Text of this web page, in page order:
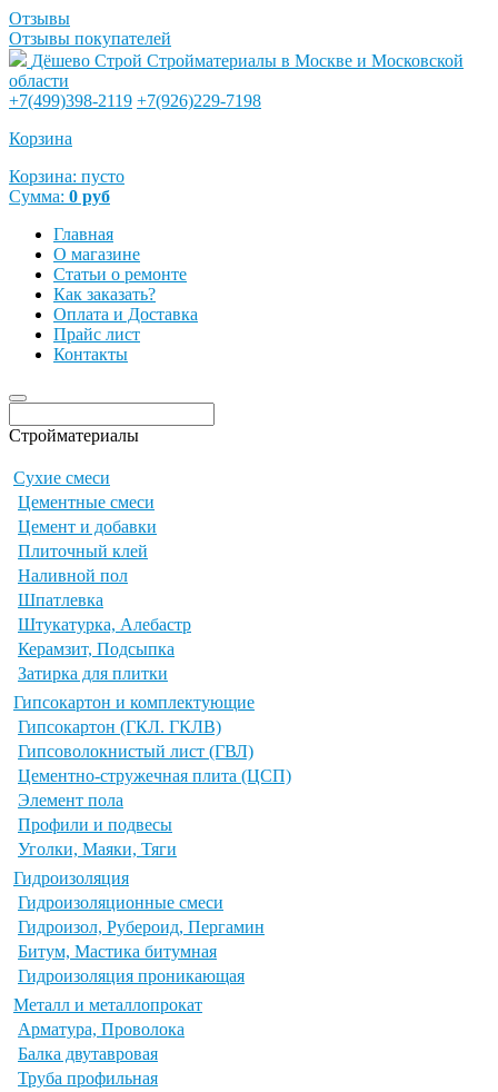
Отзывы
Отзывы покупателей
Дёшево Строй Стройматериалы в Москве и Московской
области
+7(499)398-2119 +7(926)229-7198
Корзина
Корзина: пусто
Сумма: 0 руб
Главная
О магазине
Статьи о ремонте
Как заказать?
Оплата и Доставка
Прайс лист
Контакты
Стройматериалы
Сухие смеси
Цементные смеси
Цемент и добавки
Плиточный клей
Наливной пол
Шпатлевка
Штукатурка, Алебастр
Керамзит, Подсыпка
Затирка для плитки
Гипсокартон и комплектующие
Гипсокартон (ГКЛ. ГКЛВ)
Гипсоволокнистый лист (ГВЛ)
Цементно-стружечная плита (ЦСП)
Элемент пола
Профили и подвесы
Уголки, Маяки, Тяги
Гидроизоляция
Гидроизоляционные смеси
Гидроизол, Рубероид, Пергамин
Битум, Мастика битумная
Гидроизоляция проникающая
Металл и металлопрокат
Арматура, Проволока
Балка двутавровая
Труба профильная